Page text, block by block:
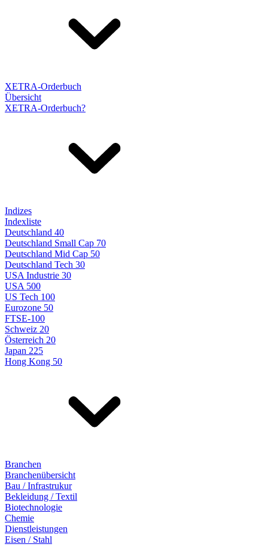
XETRA-Orderbuch
Übersicht
XETRA-Orderbuch?
Indizes
Indexliste
Deutschland 40
Deutschland Small Cap 70
Deutschland Mid Cap 50
Deutschland Tech 30
USA Industrie 30
USA 500
US Tech 100
Eurozone 50
FTSE-100
Schweiz 20
Österreich 20
Japan 225
Hong Kong 50
Branchen
Branchenübersicht
Bau / Infrastrukur
Bekleidung / Textil
Biotechnologie
Chemie
Dienstleistungen
Eisen / Stahl